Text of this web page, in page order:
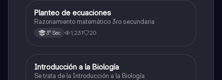
Matemáticas
Planteo de ecuaciones
Razonamiento matemático 3ro secundaria
3° Sec 1,231 20
Biología
Introducción a la Biología
Se trata de la Introducción a la Biología